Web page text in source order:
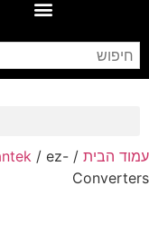
עמוד הבית /
/ ez-
Converters